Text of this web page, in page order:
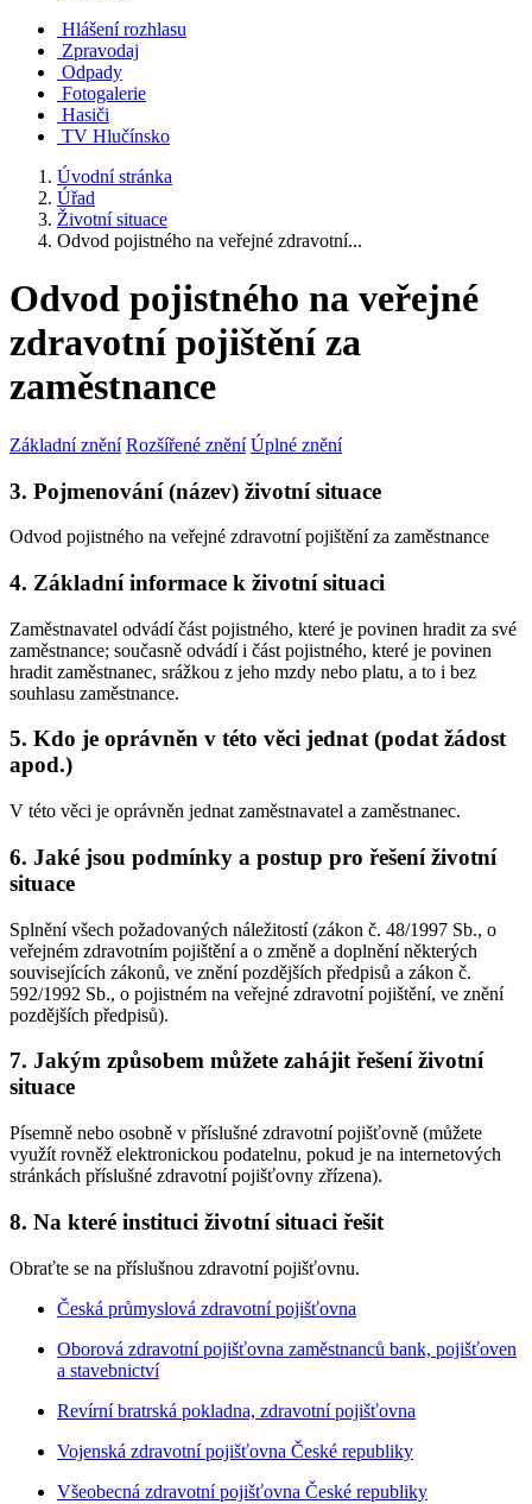
Hlášení rozhlasu
Zpravodaj
Odpady
Fotogalerie
Hasiči
TV Hlučínsko
Úvodní stránka
Úřad
Životní situace
Odvod pojistného na veřejné zdravotní...
Odvod pojistného na veřejné
zdravotní pojištění za
zaměstnance
Základní znění Rozšířené znění Úplné znění
3. Pojmenování (název) životní situace
Odvod pojistného na veřejné zdravotní pojištění za zaměstnance
4. Základní informace k životní situaci
Zaměstnavatel odvádí část pojistného, které je povinen hradit za své
zaměstnance; současně odvádí i část pojistného, které je povinen
hradit zaměstnanec, srážkou z jeho mzdy nebo platu, a to i bez
souhlasu zaměstnance.
5. Kdo je oprávněn v této věci jednat (podat žádost
apod.)
V této věci je oprávněn jednat zaměstnavatel a zaměstnanec.
6. Jaké jsou podmínky a postup pro řešení životní
situace
Splnění všech požadovaných náležitostí (zákon č. 48/1997 Sb., o
veřejném zdravotním pojištění a o změně a doplnění některých
souvisejících zákonů, ve znění pozdějších předpisů a zákon č.
592/1992 Sb., o pojistném na veřejné zdravotní pojištění, ve znění
pozdějších předpisů).
7. Jakým způsobem můžete zahájit řešení životní
situace
Písemně nebo osobně v příslušné zdravotní pojišťovně (můžete
využít rovněž elektronickou podatelnu, pokud je na internetových
stránkách příslušné zdravotní pojišťovny zřízena).
8. Na které instituci životní situaci řešit
Obraťte se na příslušnou zdravotní pojišťovnu.
Česká průmyslová zdravotní pojišťovna
Oborová zdravotní pojišťovna zaměstnanců bank, pojišťoven
a stavebnictví
Revírní bratrská pokladna, zdravotní pojišťovna
Vojenská zdravotní pojišťovna České republiky
Všeobecná zdravotní pojišťovna České republiky